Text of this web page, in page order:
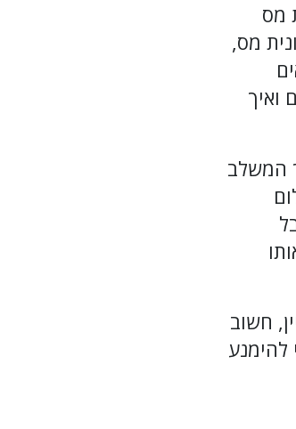
מס
מס,
ואיך
המשלב
חשוב
להימנע